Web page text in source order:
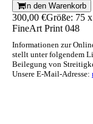
In den Warenkorb
300,00 €Größe: 75
FineArt Print 048
Informationen zur
stellt unter folgendem
Beilegung von
Unsere E-Mail-Adresse: